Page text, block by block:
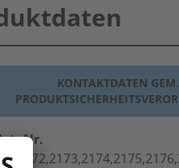
KONTAKTDATEN GEM.
Nr.